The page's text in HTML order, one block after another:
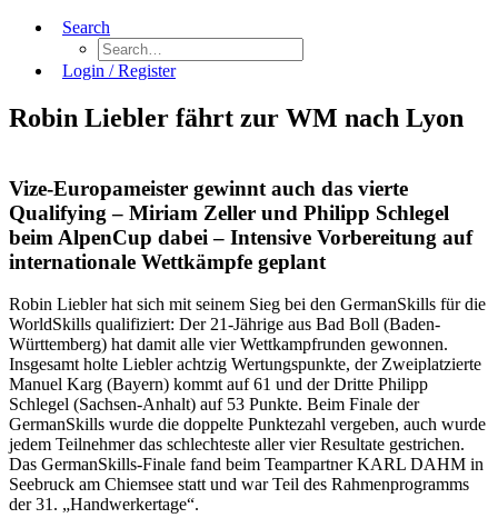
Search
Login / Register
Robin Liebler fährt zur WM nach Lyon
Vize-Europameister gewinnt auch das vierte
Qualifying – Miriam Zeller und Philipp Schlegel
beim AlpenCup dabei – Intensive Vorbereitung auf
internationale Wettkämpfe geplant
Robin Liebler hat sich mit seinem Sieg bei den GermanSkills für die
WorldSkills qualifiziert: Der 21-Jährige aus Bad Boll (Baden-
Württemberg) hat damit alle vier Wettkampfrunden gewonnen.
Insgesamt holte Liebler achtzig Wertungspunkte, der Zweiplatzierte
Manuel Karg (Bayern) kommt auf 61 und der Dritte Philipp
Schlegel (Sachsen-Anhalt) auf 53 Punkte. Beim Finale der
GermanSkills wurde die doppelte Punktezahl vergeben, auch wurde
jedem Teilnehmer das schlechteste aller vier Resultate gestrichen.
Das GermanSkills-Finale fand beim Teampartner KARL DAHM in
Seebruck am Chiemsee statt und war Teil des Rahmenprogramms
der 31. „Handwerkertage“.